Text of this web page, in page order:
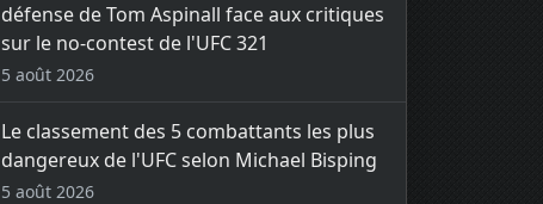
défense de Tom Aspinall face aux critiques
sur le no-contest de l'UFC 321
5 août 2026
Le classement des 5 combattants les plus
dangereux de l'UFC selon Michael Bisping
5 août 2026